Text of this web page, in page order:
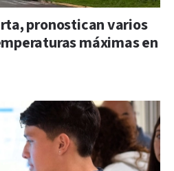
pronostican varios
máximas en